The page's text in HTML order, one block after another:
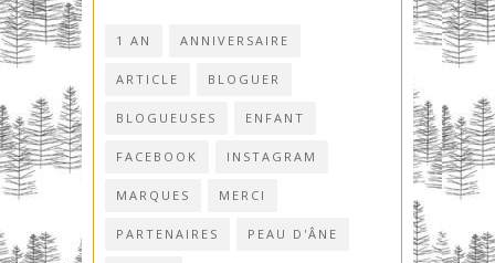
1 AN ANNIVERSAIRE
ARTICLE BLOGUER
BLOGUEUSES ENFANT
FACEBOOK INSTAGRAM
MARQUES MERCI
PARTENAIRES PEAU D'ÂNE